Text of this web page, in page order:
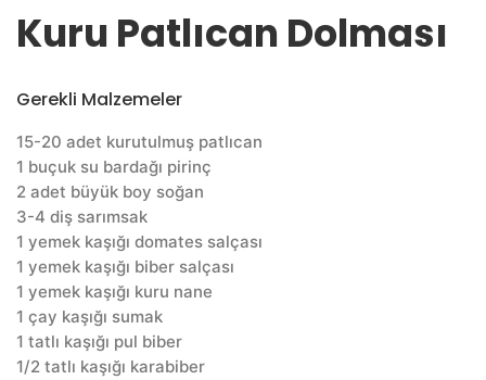
Kuru Patlıcan Dolması
Gerekli Malzemeler
15-20 adet kurutulmuş patlıcan
1 buçuk su bardağı pirinç
2 adet büyük boy soğan
3-4 diş sarımsak
1 yemek kaşığı domates salçası
1 yemek kaşığı biber salçası
1 yemek kaşığı kuru nane
1 çay kaşığı sumak
1 tatlı kaşığı pul biber
1/2 tatlı kaşığı karabiber